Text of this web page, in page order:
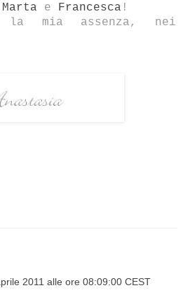
Marta e Francesca !
la mia assenza, nei
2011 alle ore 08:09:00 CEST